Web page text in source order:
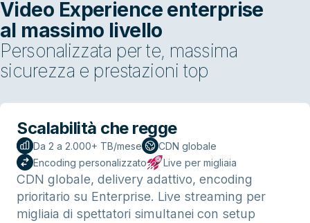
Video Experience enterprise
al massimo livello
Personalizzata per te, massima
sicurezza e prestazioni top
Scalabilità che regge
Da 2 a 2.000+ TB/mese
CDN globale
Encoding personalizzato
Live per migliaia
CDN globale, delivery adattivo, encoding
prioritario su Enterprise. Live streaming per
migliaia di spettatori simultanei con setup